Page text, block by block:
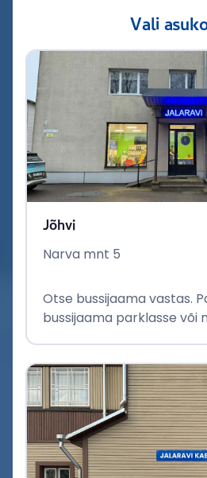
Vali
Jõhvi
Narva mnt 5
Otse bussijaama vastas.
bussijaama parklasse või